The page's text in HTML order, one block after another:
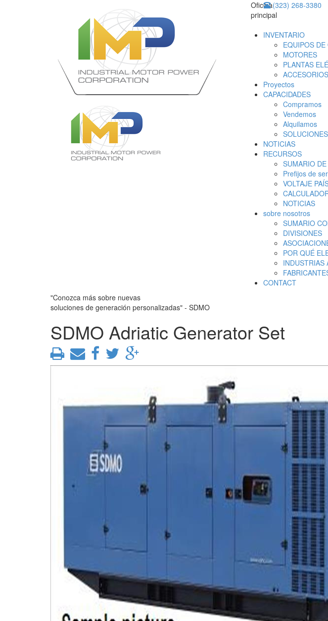
Oficina
principal
(323) 268-3380
INVENTARIO
EQUIPOS
MOTORES
PLANTAS
ACCESORIOS
Proyectos
CAPACIDADES
Compramos
Vendemos
Alquilamos
NOTICIAS
RECURSOS
SUMARIO
Prefijos de
VOLTAJE
NOTICIAS
sobre nosotros
SUMARIO
DIVISIONES
POR QUÉ
INDUSTRIAS
CONTACT
"Conozca más sobre nuevas
soluciones de generación personalizadas" - SDMO
SDMO Adriatic Generator Set